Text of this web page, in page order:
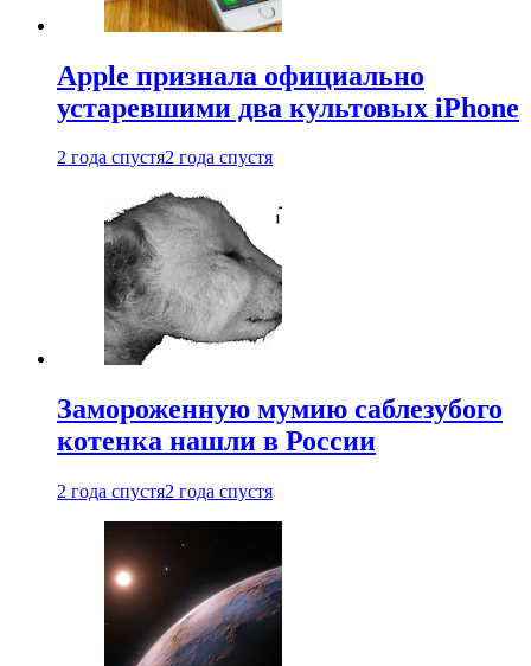
Apple признала официально
устаревшими два культовых iPhone
2 года спустя2 года спустя
Замороженную мумию саблезубого
котенка нашли в России
2 года спустя2 года спустя